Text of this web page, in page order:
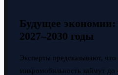
Будущее экономии:
2027–2030 годы
Эксперты предсказывают,
микромобильность займут до